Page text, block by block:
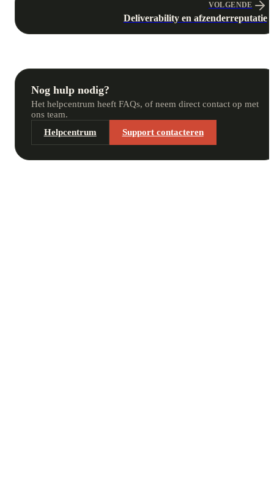
VOLGENDE
Deliverability en afzenderreputatie
Nog hulp nodig?
Het helpcentrum heeft FAQs, of neem direct contact op met
ons team.
Helpcentrum
Support contacteren